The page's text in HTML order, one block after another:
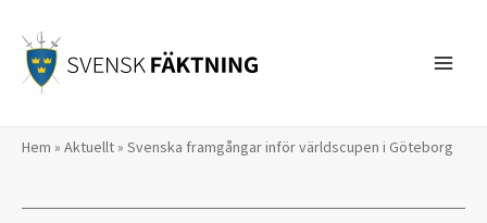
innehåll
Hem » Aktuellt» Svenska framgångar inför världscupen i Göteborg